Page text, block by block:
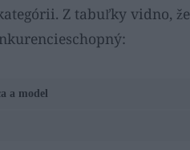
Z tabuľky vidno,
a model